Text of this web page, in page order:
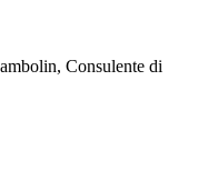
Consulente di